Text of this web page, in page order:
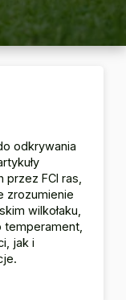
odkrywania
przez FCI ras,
zrozumienie
wilkołaku,
jak i